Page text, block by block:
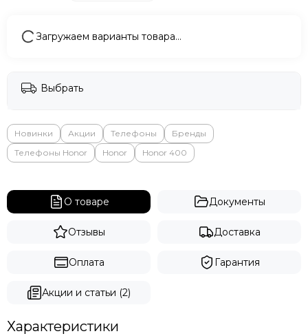
Загружаем варианты товара…
Выбрать
Новинки Акции Телефоны
Бренды
Телефоны Honor
Honor Honor 400
О товаре Документы
Отзывы Доставка
Оплата Гарантия
Акции и статьи (2)
Характеристики